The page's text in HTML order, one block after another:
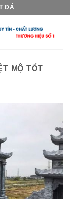
ĐÁ
MỘ TỐT